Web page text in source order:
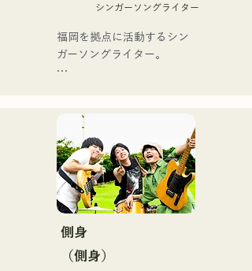
初のフルアルバム「ONE
2025.12.31にリリースし、
iTunesカントリーアルバム
て」、FBS「福岡く
ん。」、「発見らくちゃ
く！」やFUKUOKA
STREET PARTY、
Hannibal Halloween Music
Festival ,sunset live2019、
鷹祭Summer Boostイベン
トステージにも出演。MCと
地元音楽イベントやライブ
ハウスを中心にパフォーマ
ンスをしている。
シンガーソングライター
福岡を拠点に活動するシン
ガーソングライター。
ードの繊細さを併せ持つ楽
曲を届けている。
コンセプトは、「等身大の
ままで。僕とあなたのため
の音楽を。」気持ちが落ち
まう時こそ聴いてほしい。
側身
（側身）